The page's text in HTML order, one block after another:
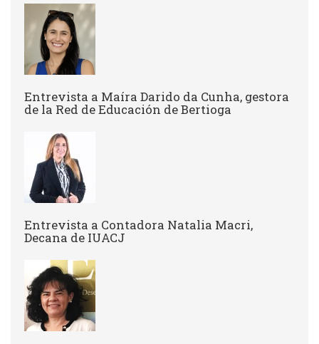
Entrevista a ​Maíra Darido da Cunha, gestora
de la Red de Educación de Bertioga
Entrevista a Contadora Natalia Macri,
Decana de IUACJ